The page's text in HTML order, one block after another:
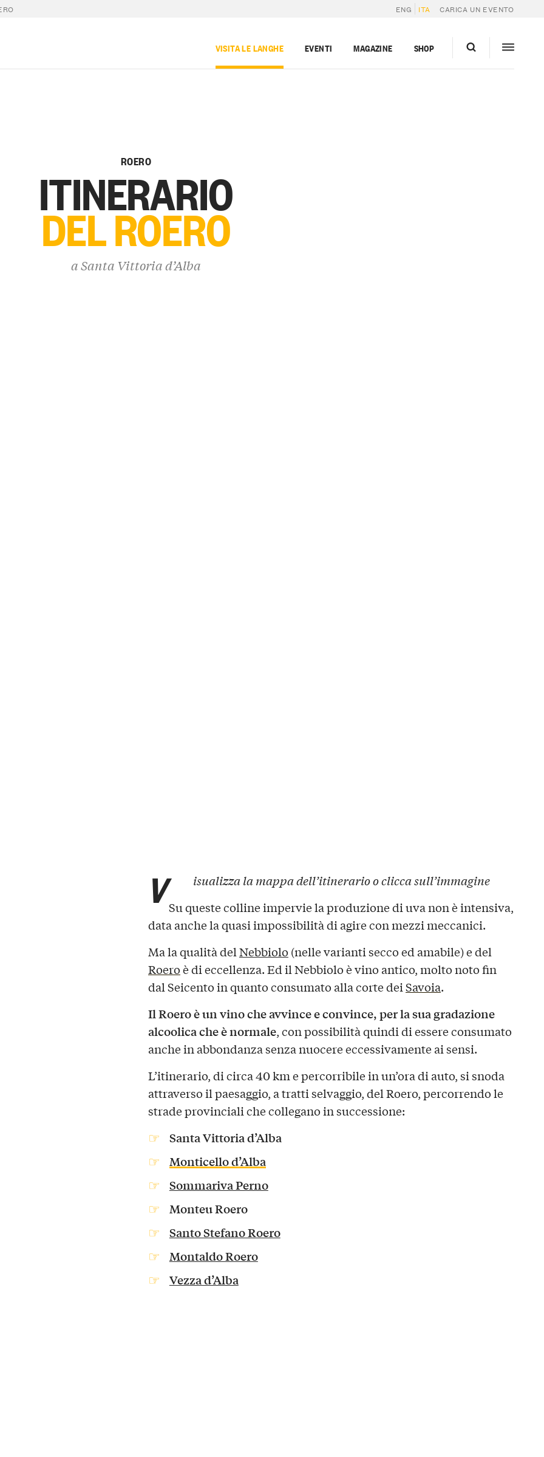
ENG ITA CARICA UN EVENTO
VISITA LE LANGHE EVENTI MAGAZINE SHOP
ROERO
ITINERARIO
DEL ROERO
aSanta Vittoria d’Alba
V
isualizza la mappa dell’itinerario o clicca sull’immagine
Su queste colline impervie la produzione di uva non è intensiva,
data anche la quasi impossibilità di agire con mezzi meccanici.
Ma la qualità delNebbiolo (nelle varianti secco ed amabile) e del
Roeroè di eccellenza. Ed il Nebbiolo è vino antico, molto noto fin
dal Seicento in quanto consumato alla corte deiSavoia.
Il Roero è un vino che avvince e convince, per la sua gradazione
alcoolica che è normale, con possibilità quindi di essere consumato
anche in abbondanza senza nuocere eccessivamente ai sensi.
L’itinerario, di circa 40 km e percorribile in un’ora di auto, si snoda
attraverso il paesaggio, a tratti selvaggio, del Roero, percorrendo le
strade provinciali che collegano in successione:
Santa Vittoria d’Alba
Monticello d’Alba
Sommariva Perno
Monteu Roero
Santo Stefano Roero
Montaldo Roero
Vezza d’Alba